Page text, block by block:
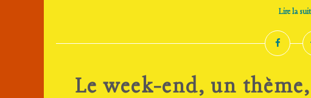
Lire la
Le week-end, un